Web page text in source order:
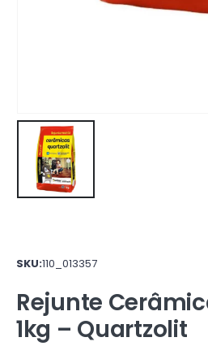
SKU:110_013357
Rejunte
1kg – Quartzolit